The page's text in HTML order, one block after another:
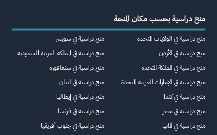
منح دراسية بحسب مكان المنحة
منح دراسية في الولايات المتحدة
منح دراسية في الأردن
منح دراسية في المملكة المتحدة
منح دراسية في الإمارات العربية المتحدة
منح دراسية في كندا
منح دراسية في مصر
منح دراسية في ألمانيا
منح دراسية في سويسرا
منح دراسية في المملكة العربية السعودية
منح دراسية في سنغافورة
منح دراسية في لبنان
منح دراسية في إيطاليا
منح دراسية في فرنسا
منح دراسية في جنوب أفريقيا